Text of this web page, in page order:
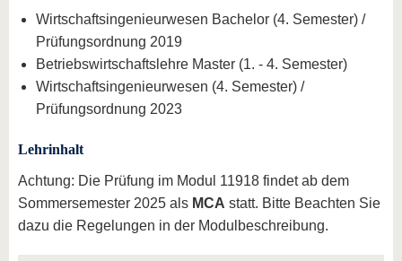
Wirtschaftsingenieurwesen Bachelor (4. Semester) /
Prüfungsordnung 2019
Betriebswirtschaftslehre Master (1. - 4. Semester)
Wirtschaftsingenieurwesen (4. Semester) /
Prüfungsordnung 2023
Lehrinhalt
Achtung: Die Prüfung im Modul 11918 findet ab dem
Sommersemester 2025 als MCA statt. Bitte Beachten Sie
dazu die Regelungen in der Modulbeschreibung.